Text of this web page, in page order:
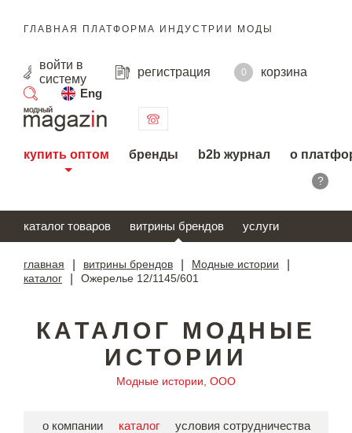
ГЛАВНАЯ ПЛАТФОРМА ИНДУСТРИИ МОДЫ
войти в
систему
регистрация 0
корзина
Eng
поиск
купить оптом бренды b2b журнал о
?
каталог товаров витрины брендов услуги
главная витрины брендов Модные истории
каталог Ожерелье 12/1145/601
КАТАЛОГ МОДНЫЕ
ИСТОРИИ
Модные истории, ООО
о компании каталог
условия сотрудничества